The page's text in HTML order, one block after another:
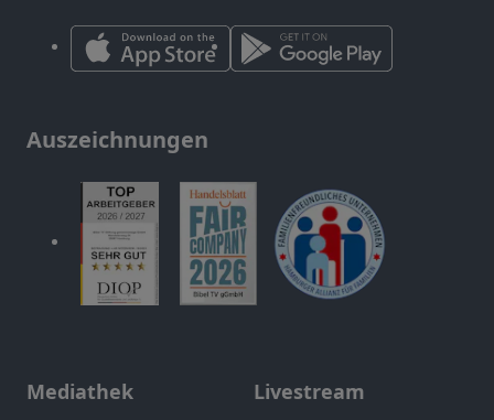
Auszeichnungen
Mediathek Livestream